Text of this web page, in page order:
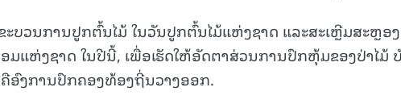
ບວນການປູກຕົ້ນໄມ້ ໃນວັນປູກຕົ້ນໄມ້ແຫ່ງຊາດ ແລະສະເຫຼີມສະຫຼອ
ມແຫ່ງຊາດ ໃນປີນີ້, ເພື່ອເຮັດໃຫ້ອັດຕາສ່ວນການປົກຫຸ້ມຂອງປ່າໄມ້
ອົງການປົກຄອງທ້ອງຖີ່ນວາງອອກ.